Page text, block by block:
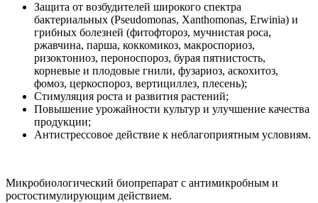
Защита от возбудителей широкого спектра
бактериальных (Pseudomonas, Xanthomonas, Erwinia) и
грибных болезней (фитофтороз, мучнистая роса,
ржавчина, парша, коккомикоз, макроспориоз,
ризоктониоз, пероноспороз, бурая пятнистость,
корневые и плодовые гнили, фузариоз, аскохитоз,
фомоз, церкоспороз, вертициллез, плесень);
Стимуляция роста и развития растений;
Повышение урожайности культур и улучшение качества
продукции;
Антистрессовое действие к неблагоприятным условиям.
Микробиологический биопрепарат с антимикробным и
ростостимулирующим действием.